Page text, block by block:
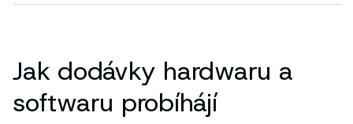
Jak dodávky hardwaru a
softwaru probíhájí